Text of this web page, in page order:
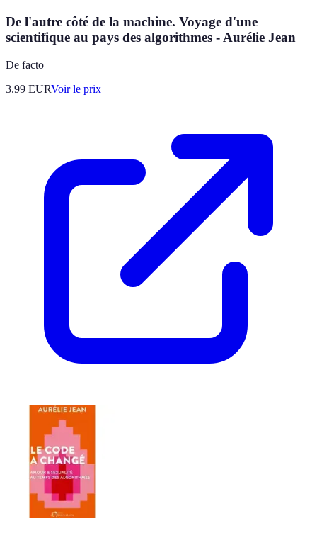
De l'autre côté de la machine. Voyage d'une
scientifique au pays des algorithmes - Aurélie Jean
De facto
3.99 EURVoir le prix